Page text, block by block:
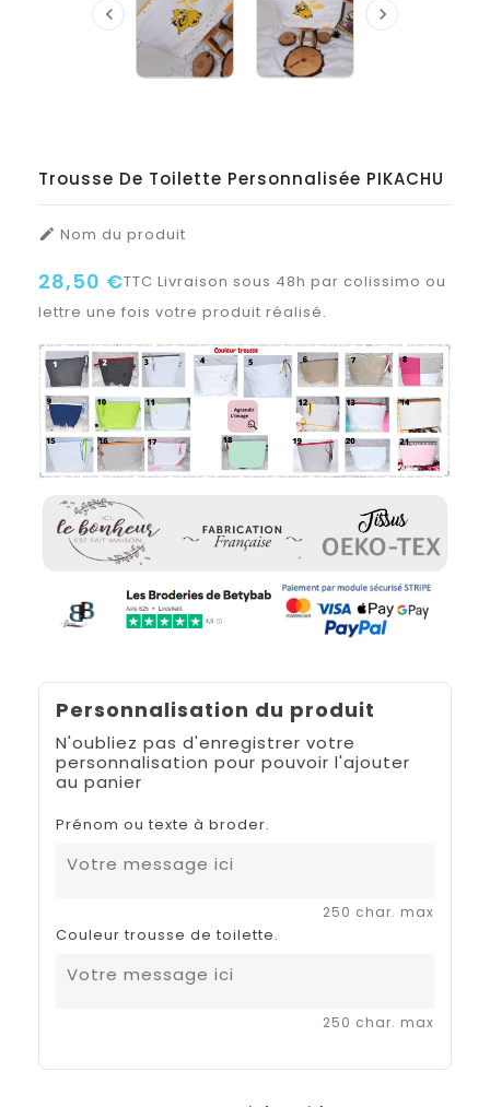
 
Trousse De Toilette Personnalisée PIKACHU
 Nom du produit
28,50 €TTC Livraison sous 48h par colissimo ou
lettre une fois votre produit réalisé.
Personnalisation du produit
N'oubliez pas d'enregistrer votre
personnalisation pour pouvoir l'ajouter
au panier
Prénom ou texte à broder.
250 char. max
Couleur trousse de toilette.
250 char. max